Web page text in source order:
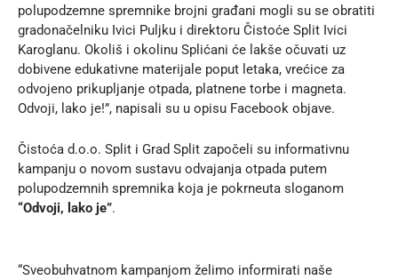
polupodzemne spremnike brojni građani mogli su se obratiti
gradonačelniku Ivici Puljku i direktoru Čistoće Split Ivici
Karoglanu. Okoliš i okolinu Splićani će lakše očuvati uz
dobivene edukativne materijale poput letaka, vrećice za
odvojeno prikupljanje otpada, platnene torbe i magneta.
Odvoji, lako je!”, napisali su u opisu Facebook objave.
Čistoća d.o.o. Split i Grad Split započeli su informativnu
kampanju o novom sustavu odvajanja otpada putem
polupodzemnih spremnika koja je pokrneuta sloganom
“Odvoji, lako je”.
“Sveobuhvatnom kampanjom želimo informirati naše